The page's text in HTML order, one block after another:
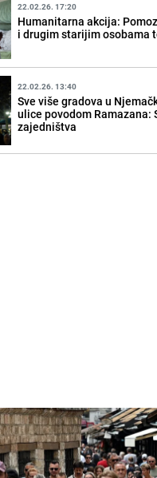
22.02.26. 17:20
Humanitarna akcija:
i drugim starijim osobama
22.02.26. 13:40
Sve više gradova u
ulice povodom Ramazana:
zajedništva